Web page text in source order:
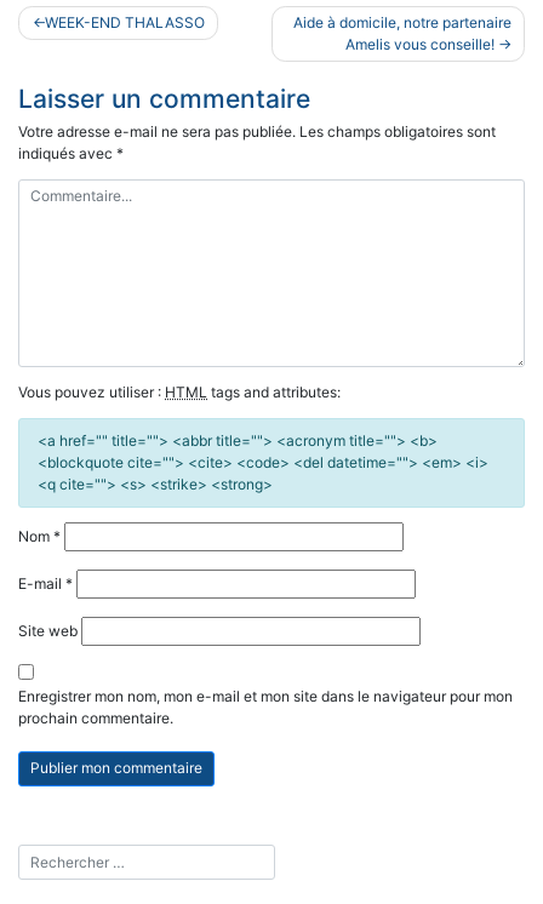
Navigation
de
WEEK-END THALASSO
Aide à domicile, notre partenaire
Amelis vous conseille!
Laisser un commentaire
Votre adresse e-mail ne sera pas publiée. Les champs obligatoires sont
indiqués avec *
Vous pouvez utiliser : HTML tags and attributes:
<a href="" title=""> <abbr title=""> <acronym title=""> <b>
<blockquote cite=""> <cite> <code> <del datetime=""> <em> <i>
<q cite=""> <s> <strike> <strong>
Nom *
E-mail *
Site web
Enregistrer mon nom, mon e-mail et mon site dans le navigateur pour mon
prochain commentaire.